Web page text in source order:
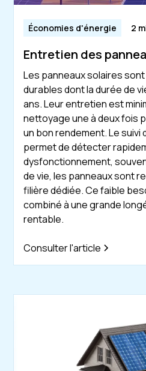
Économies d'énergie 2
Entretien des
Les panneaux solaires
durables dont la durée de
ans. Leur entretien est
nettoyage une à deux fois
un bon rendement. Le suivi
permet de détecter
dysfonctionnement,
de vie, les panneaux sont
filière dédiée. Ce faible
combiné à une grande
rentable.
Consulter l'article